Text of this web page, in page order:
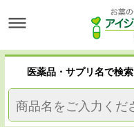
医薬品・サプリ名で検索